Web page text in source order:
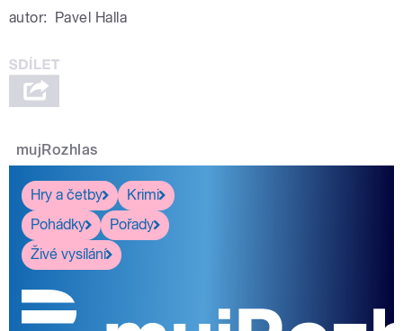
autor: Pavel Halla
mujRozhlas
Hry a četby
Krimi
Pohádky
Pořady
Živé vysílání